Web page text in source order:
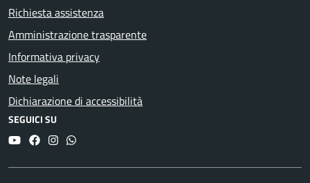
Richiesta assistenza
Amministrazione trasparente
Informativa privacy
Note legali
Dichiarazione di accessibilità
SEGUICI SU
YouTubeFacebookInstagram
Whatsapp